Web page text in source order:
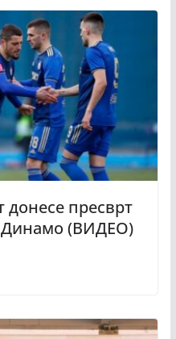
пресврт
Динамо (ВИДЕО)